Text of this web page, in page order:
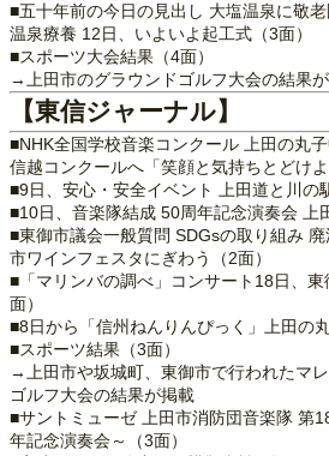
■五十年前の今日の見出し 大塩温泉に敬
温泉療養 12日、いよいよ起工式（3面）
■スポーツ大会結果（4面）
→上田市のグラウンドゴルフ大会の結果
【東信ジャーナル】
■NHK全国学校音楽コンクール 上田の丸
信越コンクールへ「笑顔と気持ちとどけよ
■9日、安心・安全イベント 上田道と川の
■10日、音楽隊結成 50周年記念演奏会 上
■東御市議会一般質問 SDGsの取り組み
市ワインフェスタにぎわう（2面）
■「マリンバの調べ」コンサート18日、
面）
■8日から「信州ねんりんぴっく」上田の
■スポーツ結果（3面）
→上田市や坂城町、東御市で行われたマ
ゴルフ大会の結果が掲載
■サントミューゼ 上田市消防団音楽隊 第
年記念演奏会～（3面）